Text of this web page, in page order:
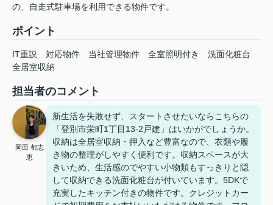
の、自走式駐車場を利用できる物件です。
ポイント
IT重説 対応物件 当社管理物件 全室照明付き
洗面化粧台
全居室収納
担当者のコメント
岡田 都志
恵
新生活を失敗せず、スタートさせたいならこちらの
「登別市栄町1丁目13-2戸建」はいかがでしょうか。
収納は全居室収納・押入など豊富なので、衣類や履
き物の整理がしやすく便利です。収納スペースが大
きいため、生活感のでやすい小物類もすっきりと隠
して収納できる洗面化粧台が付いています。5DKで
充実したキッチン付きの物件です。クレジットカー